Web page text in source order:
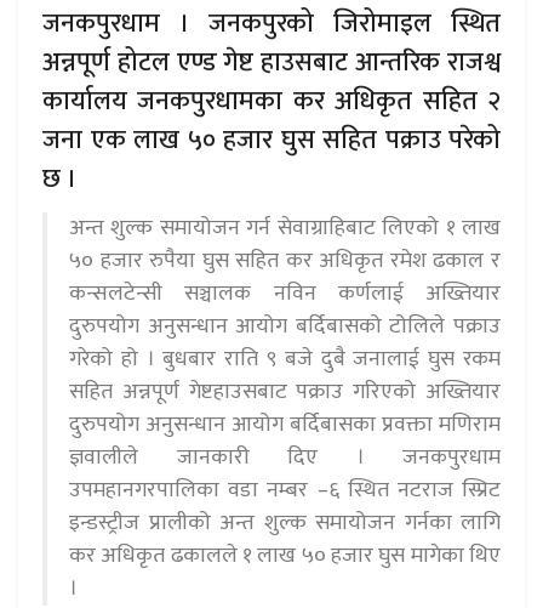
जनकपुरधाम । जनकपुरको जिरोमाइल स्थित
अन्नपूर्ण होटल एण्ड गेष्ट हाउसबाट आन्तरिक राजश्व
कार्यालय जनकपुरधामका कर अधिकृत सहित २
जना एक लाख ५० हजार घुस सहित पक्राउ परेको
छ ।
अन्त शुल्क समायोजन गर्न सेवाग्राहिबाट लिएको १ लाख
५० हजार रुपैया घुस सहित कर अधिकृत रमेश ढकाल र
कन्सलटेन्सी सञ्चालक नविन कर्णलाई अख्तियार
दुरुपयोग अनुसन्धान आयोग बर्दिबासको टोलिले पक्राउ
गरेको हो । बुधबार राति ९ बजे दुबै जनालाई घुस रकम
सहित अन्नपूर्ण गेष्टहाउसबाट पक्राउ गरिएको अख्तियार
दुरुपयोग अनुसन्धान आयोग बर्दिबासका प्रवक्ता मणिराम
ज्ञवालीले जानकारी दिए । जनकपुरधाम
उपमहानगरपालिका वडा नम्बर –६ स्थित नटराज स्प्रिट
इन्डस्ट्रीज प्रालीको अन्त शुल्क समायोजन गर्नका लागि
कर अधिकृत ढकालले १ लाख ५० हजार घुस मागेका थिए
।